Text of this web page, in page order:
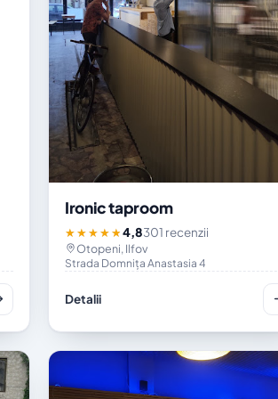
Ironic taproom
★★★★★4,8301 recenzii
Otopeni, Ilfov
Strada Domnița Anastasia 4
Detalii